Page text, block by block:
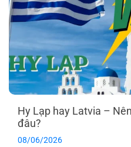
Hy Lạp hay Latvia –
đâu?
08/06/2026